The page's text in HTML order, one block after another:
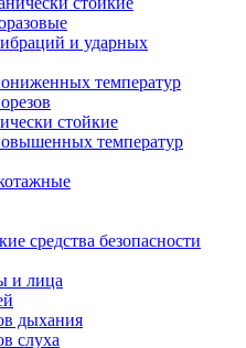
и ударных
температур
стойкие
температур
средства безопасности
и лица
дыхания
слуха